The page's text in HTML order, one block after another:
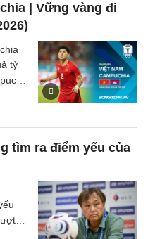
| Vững vàng đi
tỷ
tìm ra điểm yếu của